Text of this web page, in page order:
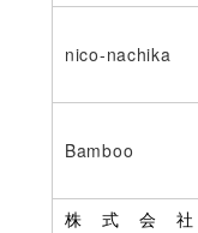
nico-nachika
Bamboo
株式会社